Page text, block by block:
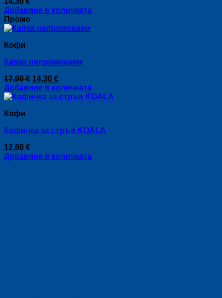
options
may
be
chosen
the
product
page
Добавяне в количката
Промо
Кофи
Капак непромокаем
17,90€ Original
price
was:
14,30 €Текущата
цена
е:
Добавяне в количката
Кофи
Кофичка за стръв KOALA
12,80 €
Добавяне в количката